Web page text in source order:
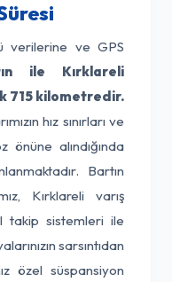
verilerine ve GPS
ile Kırklareli
715 kilometredir.
hız sınırları ve
alındığında
Bartın
Kırklareli varış
takip sistemleri ile
sarsıntıdan
özel süspansiyon